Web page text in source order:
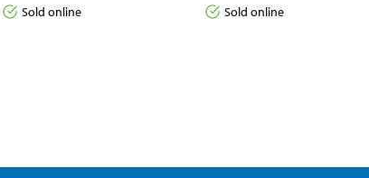
Sold online
Sold online